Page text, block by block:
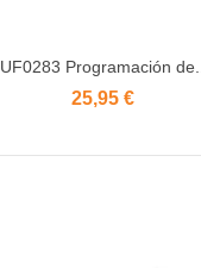
UF0283 Programación de...
25,95 €